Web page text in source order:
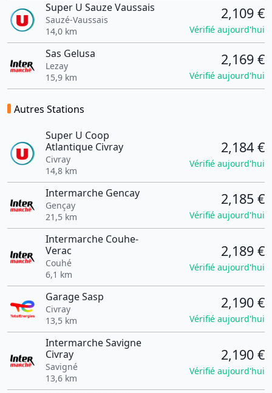
Super U Sauze Vaussais
Sauzé-Vaussais
14,0 km
2,109 €
Vérifié aujourd'hui
Sas Gelusa
Lezay
15,9 km
2,169 €
Vérifié aujourd'hui
Autres Stations
Super U Coop
Atlantique Civray
Civray
14,8 km
2,184 €
Vérifié aujourd'hui
Intermarche Gencay
Gençay
21,5 km
2,185 €
Vérifié aujourd'hui
Intermarche Couhe-
Verac
Couhé
6,1 km
2,189 €
Vérifié aujourd'hui
Garage Sasp
Civray
13,5 km
2,190 €
Vérifié aujourd'hui
Intermarche Savigne
Civray
Savigné
13,6 km
2,190 €
Vérifié aujourd'hui